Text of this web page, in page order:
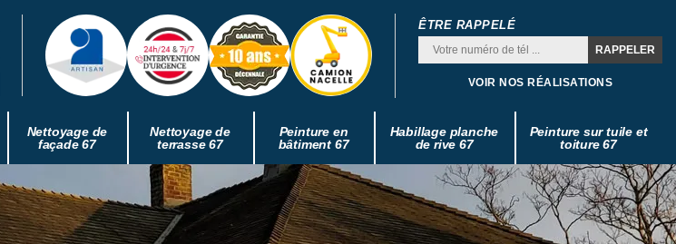
ÊTRE RAPPELÉ
VOIR NOS RÉALISATIONS
Nettoyage de
façade 67
Nettoyage de
terrasse 67
Peinture en
bâtiment 67
Habillage planche
de rive 67
Peinture sur tuile et
toiture 67